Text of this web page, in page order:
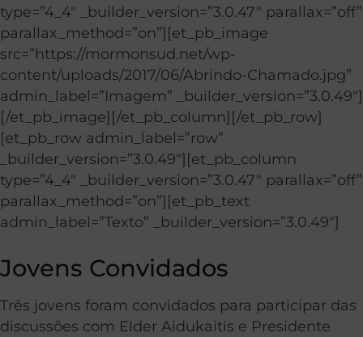
type=”4_4″ _builder_version=”3.0.47″ parallax=”off”
parallax_method=”on”][et_pb_image
src=”https://mormonsud.net/wp-
content/uploads/2017/06/Abrindo-Chamado.jpg”
admin_label=”Imagem” _builder_version=”3.0.49″]
[/et_pb_image][/et_pb_column][/et_pb_row]
[et_pb_row admin_label=”row”
_builder_version=”3.0.49″][et_pb_column
type=”4_4″ _builder_version=”3.0.47″ parallax=”off”
parallax_method=”on”][et_pb_text
admin_label=”Texto” _builder_version=”3.0.49″]
Jovens Convidados
Três jovens foram convidados para participar das
discussões com Elder Aidukaitis e Presidente